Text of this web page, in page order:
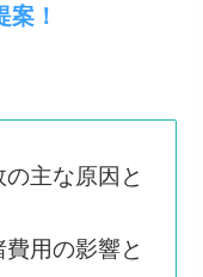
案！
主な原因と
用の影響と